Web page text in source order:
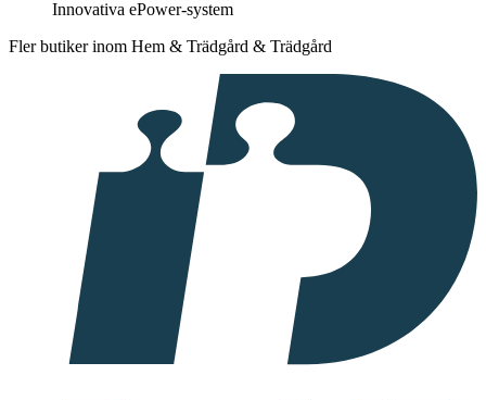
Innovativa ePower-system
Fler butiker inom Hem & Trädgård & Trädgård